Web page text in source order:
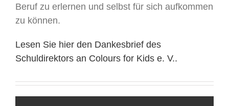
Beruf zu erlernen und selbst für sich aufkommen
zu können.
Lesen Sie hier den Dankesbrief des
Schuldirektors an Colours for Kids e. V..